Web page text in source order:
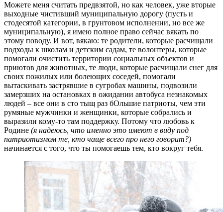
Можете меня считать предвзятой, но как человек, уже вторые
выходные чистивший муниципальную дорогу (пусть и
стодесятой категории, в грунтовом исполнении, но все же
муниципальную), я имею полное право сейчас вякать по
этому поводу. И вот, вякаю: те родители, которые расчищали
подходы к школам и детским садам, те волонтеры, которые
помогали очистить территории социальных объектов и
приютов для животных, те люди, которые расчищали снег для
своих пожилых или болеющих соседей, помогали
вытаскивать застрявшие в сугробах машины, подвозили
замерзших на остановках в ожидании автобуса незнакомых
людей – все они в сто тыщ раз бОльшие патриоты, чем эти
румяные мужчинки и женщинки, которые собрались и
выразили кому-то там поддержку. Потому что любовь к
Родине (я надеюсь, что именно это имеют в виду под
патриотизмом те, кто чаще всего про него говорит?)
начинается с того, что ты помогаешь тем, кто вокруг тебя.